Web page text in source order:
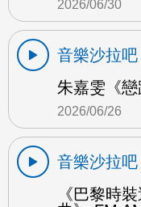
2026/06/30
音樂沙拉吧
朱嘉雯《
2026/06/26
音樂沙拉吧
《巴黎時